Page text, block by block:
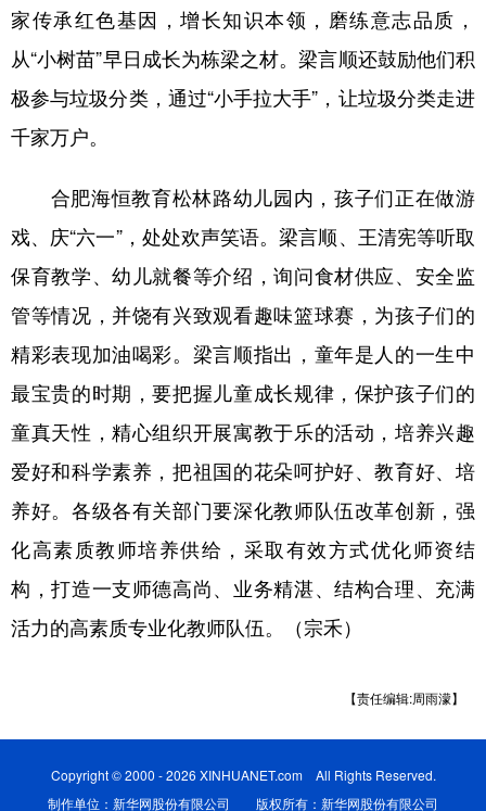
家传承红色基因，增长知识本领，磨练意志品质，
从“小树苗”早日成长为栋梁之材。梁言顺还鼓励他们积
极参与垃圾分类，通过“小手拉大手”，让垃圾分类走进
千家万户。
合肥海恒教育松林路幼儿园内，孩子们正在做游
戏、庆“六一”，处处欢声笑语。梁言顺、王清宪等听取
保育教学、幼儿就餐等介绍，询问食材供应、安全监
管等情况，并饶有兴致观看趣味篮球赛，为孩子们的
精彩表现加油喝彩。梁言顺指出，童年是人的一生中
最宝贵的时期，要把握儿童成长规律，保护孩子们的
童真天性，精心组织开展寓教于乐的活动，培养兴趣
爱好和科学素养，把祖国的花朵呵护好、教育好、培
养好。各级各有关部门要深化教师队伍改革创新，强
化高素质教师培养供给，采取有效方式优化师资结
构，打造一支师德高尚、业务精湛、结构合理、充满
活力的高素质专业化教师队伍。（宗禾）
【责任编辑:周雨濛】
Copyright © 2000 - 2026 XINHUANET.com All Rights Reserved.
制作单位：新华网股份有限公司 版权所有：新华网股份有限公司